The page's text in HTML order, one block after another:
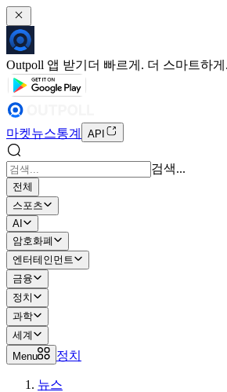
Outpoll 앱 받기 더 빠르게. 더 스마트하
마켓뉴스통계 API
검색...
전체
스포츠
AI
암호화폐
엔터테인먼트
금융
정치
과학
세계
Menu
정치
뉴스